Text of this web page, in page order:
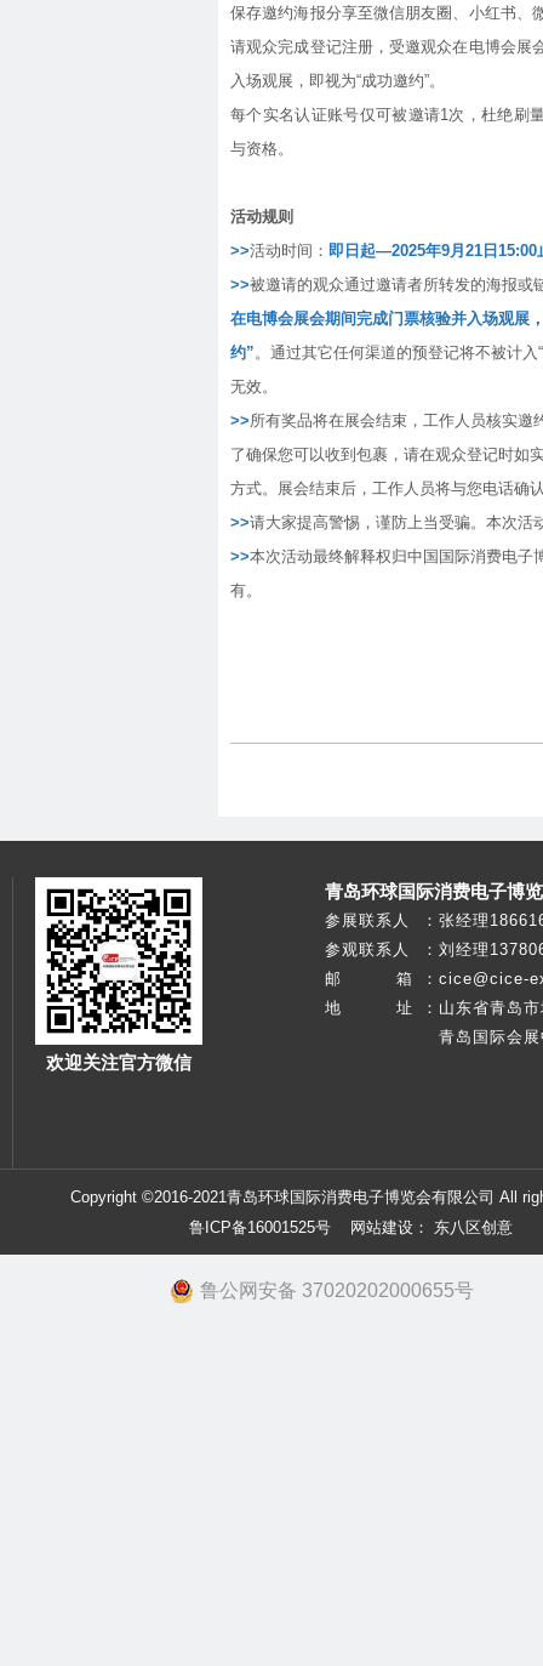
保存邀约海报分享至微信朋友圈、小红书、
请观众完成登记注册，受邀观众在电博会展
入场观展，即视为“成功邀约”。
每个实名认证账号仅可被邀请1次，杜绝刷
与资格。
活动规则
>>活动时间： 即日起—2025年9月21日15:00
>>被邀请的观众通过邀请者所转发的海报或
在电博会展会期间完成门票核验并入场观展
约” 。通过其它任何渠道的预登记将不被计入
无效。
>>所有奖品将在展会结束，工作人员核实邀
了确保您可以收到包裹，请在观众登记时如
方式。展会结束后，工作人员将与您电话确
>>请大家提高警惕，谨防上当受骗。本次活
>>本次活动最终解释权归中国国际消费电子
有。
欢迎关注官方微信
青岛环球国际消费电子博
参展联系人 ： 张经理
参观联系人
： 刘经理
邮 箱
： cice@cice-
地 址
： 山东省青岛
青岛国际会
Copyright ©2016-2021青岛环球国际消费电子博览会有限公司 All
鲁ICP备16001525号
网站建设： 东八区创意
鲁公网安备 37020202000655号